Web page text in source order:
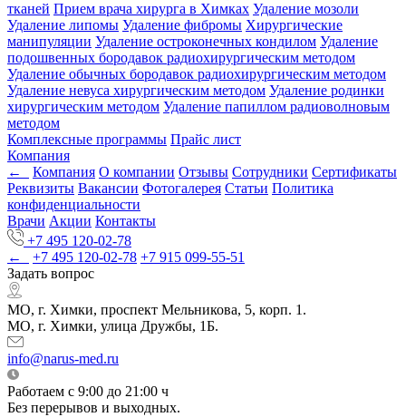
тканей Прием врача хирурга в Химках Удаление мозоли
Удаление липомы Удаление фибромы Хирургические
манипуляции Удаление остроконечных кондилом Удаление
подошвенных бородавок радиохирургическим методом
Удаление обычных бородавок радиохирургическим методом
Удаление невуса хирургическим методом Удаление родинки
хирургическим методом Удаление папиллом радиоволновым
методом
Комплексные программы Прайс лист
Компания
←
Компания О компании Отзывы Сотрудники Сертификаты
Реквизиты Вакансии Фотогалерея Статьи Политика
конфиденциальности
Врачи Акции Контакты
+7 495 120-02-78
←
+7 495 120-02-78 +7 915 099-55-51
Задать вопрос
МО, г. Химки, проспект Мельникова, 5, корп. 1.
МО, г. Химки, улица Дружбы, 1Б.
info@narus-med.ru
Работаем с 9:00 до 21:00 ч
Без перерывов и выходных.